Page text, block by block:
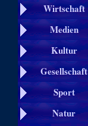
Wirtschaft
Medien
Kultur
Gesellschaft
Sport
Natur